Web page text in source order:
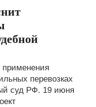
применения
перевозках
суд РФ. 19 июня